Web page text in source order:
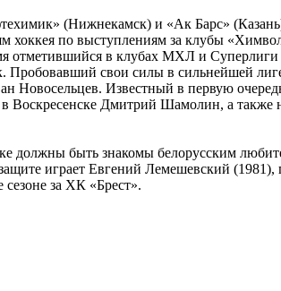
(Нижнекамск) и «Ак Барс»
хоккея по выступлениям за клубы
отметившийся в клубах МХЛ и
свои силы в сильнейшей
Новосельцев. Известный в первую
Дмитрий Шамолин, а также
должны быть знакомы белорусским
играет Евгений Лемешевский
за ХК «Брест».